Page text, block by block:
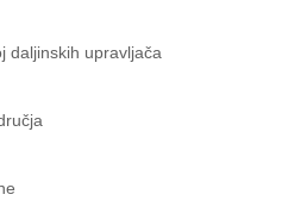
daljinskih upravljača